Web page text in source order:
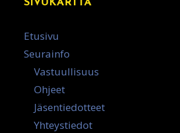
SIVUKARTTA
Etusivu
Seurainfo
Vastuullisuus
Ohjeet
Jäsentiedotteet
Yhteystiedot